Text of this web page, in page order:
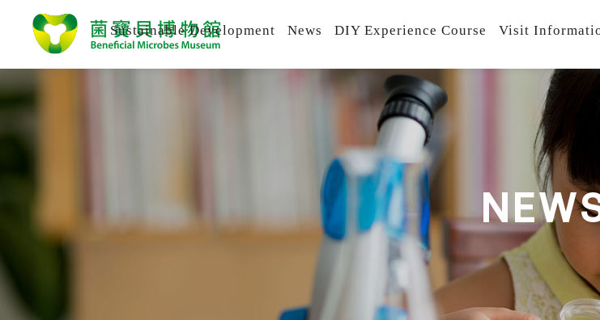
Sustainable Development News DIY Experience Course Visit
NEW